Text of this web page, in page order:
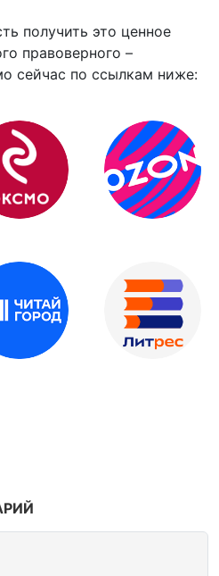
получить это ценное
правоверного –
сейчас по ссылкам ниже: